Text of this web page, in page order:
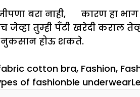
बरा नाही, कारण हा
तुम्ही पँटी खरेदी कराल
नुकसान होऊ शकते.
cotton bra, Fashion,
of fashionble underwear